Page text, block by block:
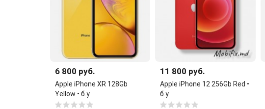
6 800 руб.
Apple iPhone XR 128Gb
Yellow • б.у
11 800 руб.
Apple iPhone 12 256Gb Red •
б.у